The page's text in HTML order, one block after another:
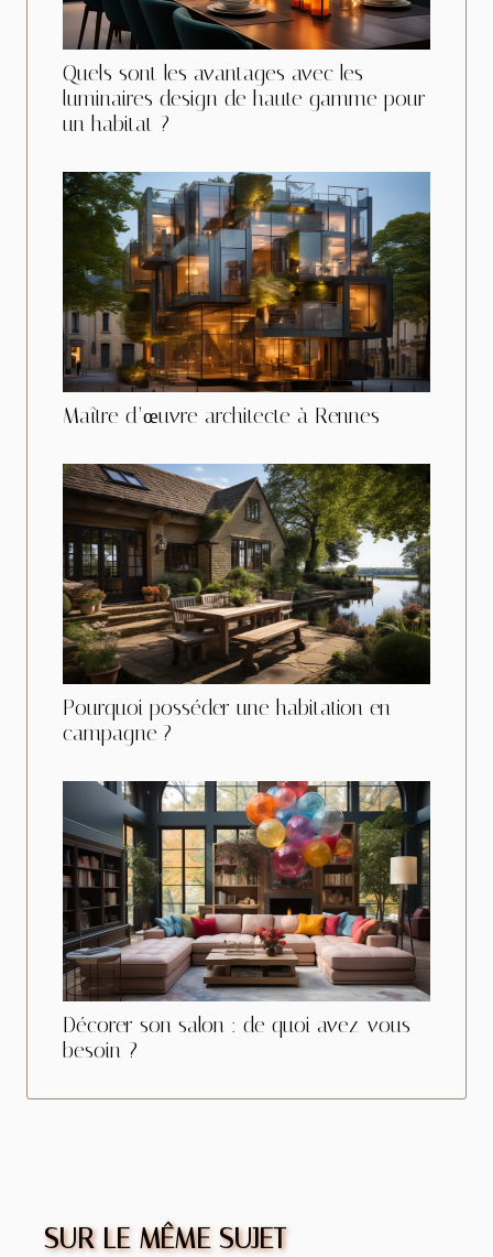
Quels sont les avantages avec les
luminaires design de haute gamme pour
un habitat ?
Maître d’œuvre architecte à Rennes
Pourquoi posséder une habitation en
campagne ?
Décorer son salon : de quoi avez-vous
besoin ?
SUR LE MÊME SUJET